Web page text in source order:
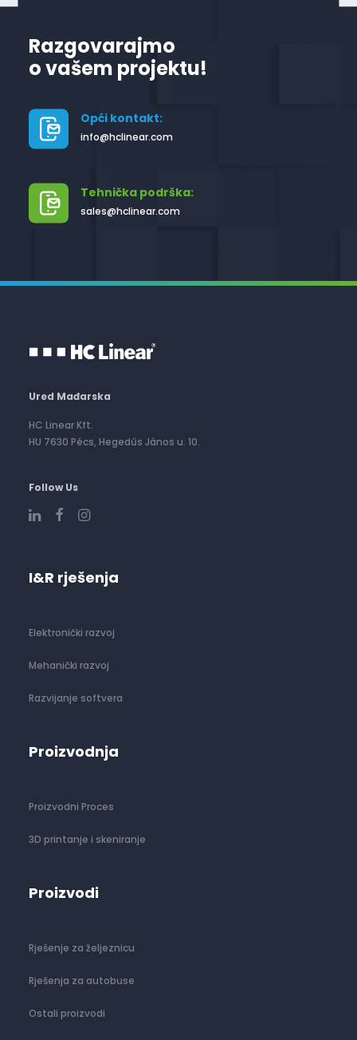
Razgovarajmo
o vašem projektu!
Opći kontakt:
info@hclinear.com
Tehnička podrška:
sales@hclinear.com
Ured Mađarska
HC Linear Kft.
HU 7630 Pécs, Hegedűs János u. 10.
Follow Us
I&R rješenja
Elektronički razvoj
Mehanički razvoj
Razvijanje softvera
Proizvodnja
Proizvodni Proces
3D printanje i skeniranje
Proizvodi
Rješenje za željeznicu
Rješenja za autobuse
Ostali proizvodi